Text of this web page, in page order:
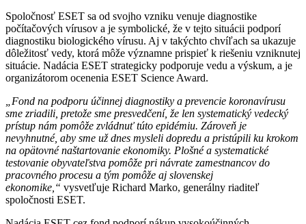
Spoločnosť ESET sa od svojho vzniku venuje diagnostike
počítačových vírusov a je symbolické, že v tejto situácii podporí
diagnostiku biologického vírusu. Aj v takýchto chvíľach sa ukazuje
dôležitosť vedy, ktorá môže významne prispieť k riešeniu vzniknutej
situácie. Nadácia ESET strategicky podporuje vedu a výskum, a je
organizátorom ocenenia ESET Science Award.
„Fond na podporu účinnej diagnostiky a prevencie koronavírusu
sme zriadili, pretože sme presvedčení, že len systematický vedecký
prístup nám pomôže zvládnuť túto epidémiu. Zároveň je
nevyhnutné, aby sme už dnes mysleli dopredu a pristúpili ku krokom
na opätovné naštartovanie ekonomiky. Plošné a systematické
testovanie obyvateľstva pomôže pri návrate zamestnancov do
pracovného procesu a tým pomôže aj slovenskej
ekonomike,“ vysvetľuje Richard Marko, generálny riaditeľ
spoločnosti ESET.